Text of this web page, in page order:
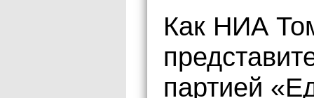
Как НИА
партией